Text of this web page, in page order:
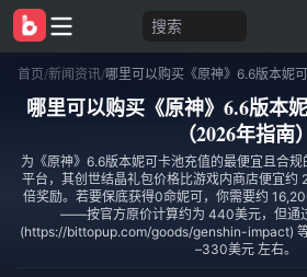
搜索
首页/新闻资讯/
哪里可以购买《原神》6.6版本
（2026年指南）
为《原神》6.6版本妮可卡池充值的最便宜且合
平台，其创世结晶礼包价格比游戏内商店便宜约
倍奖励。若要保底获得0命妮可，你需要约
——按官方原价计算约为 440美元，但通
(https://bittopup.com/goods/genshin-impact)
–330美元 左右。